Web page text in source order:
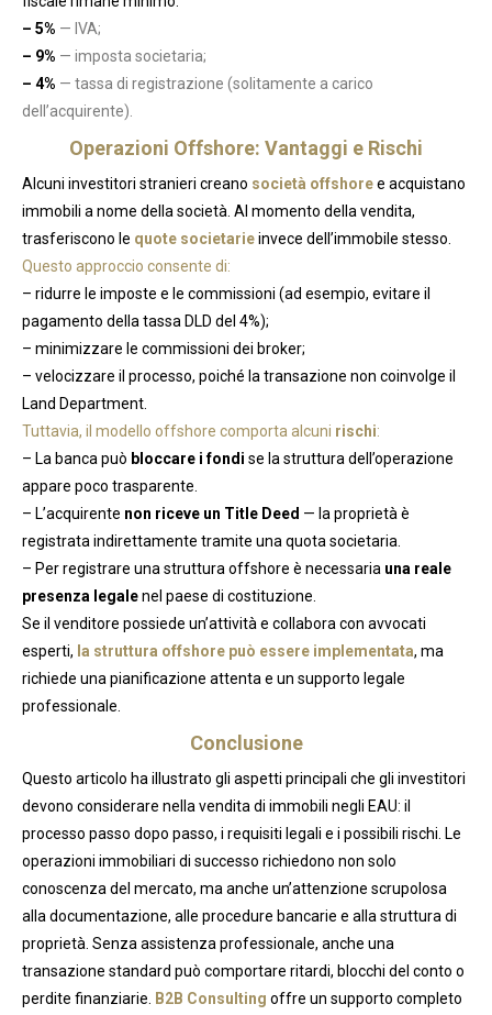
– 5% — IVA;
– 9% — imposta societaria;
– 4% — tassa di registrazione (solitamente a carico
dell’acquirente).
Operazioni Offshore: Vantaggi e Rischi
Alcuni investitori stranieri creano società offshoree acquistano
immobili a nome della società. Al momento della vendita,
trasferiscono le quote societarieinvece dell’immobile stesso.
Questo approccio consente di:
– ridurre le imposte e le commissioni (ad esempio, evitare il
pagamento della tassa DLD del 4%);
– minimizzare le commissioni dei broker;
– velocizzare il processo, poiché la transazione non coinvolge il
Land Department.
Tuttavia, il modello offshore comporta alcuni rischi:
– La banca può bloccare i fondi se la struttura dell’operazione
appare poco trasparente.
– L’acquirente non riceve un Title Deed — la proprietà è
registrata indirettamente tramite una quota societaria.
– Per registrare una struttura offshore è necessaria una reale
presenza legalenel paese di costituzione.
Se il venditore possiede un’attività e collabora con avvocati
esperti, la struttura offshore può essere implementata, ma
richiede una pianificazione attenta e un supporto legale
professionale.
Conclusione
Questo articolo ha illustrato gli aspetti principali che gli investitori
devono considerare nella vendita di immobili negli EAU: il
processo passo dopo passo, i requisiti legali e i possibili rischi. Le
operazioni immobiliari di successo richiedono non solo
conoscenza del mercato, ma anche un’attenzione scrupolosa
alla documentazione, alle procedure bancarie e alla struttura di
proprietà. Senza assistenza professionale, anche una
transazione standard può comportare ritardi, blocchi del conto o
perdite finanziarie.
B2B Consulting offre un supporto completo